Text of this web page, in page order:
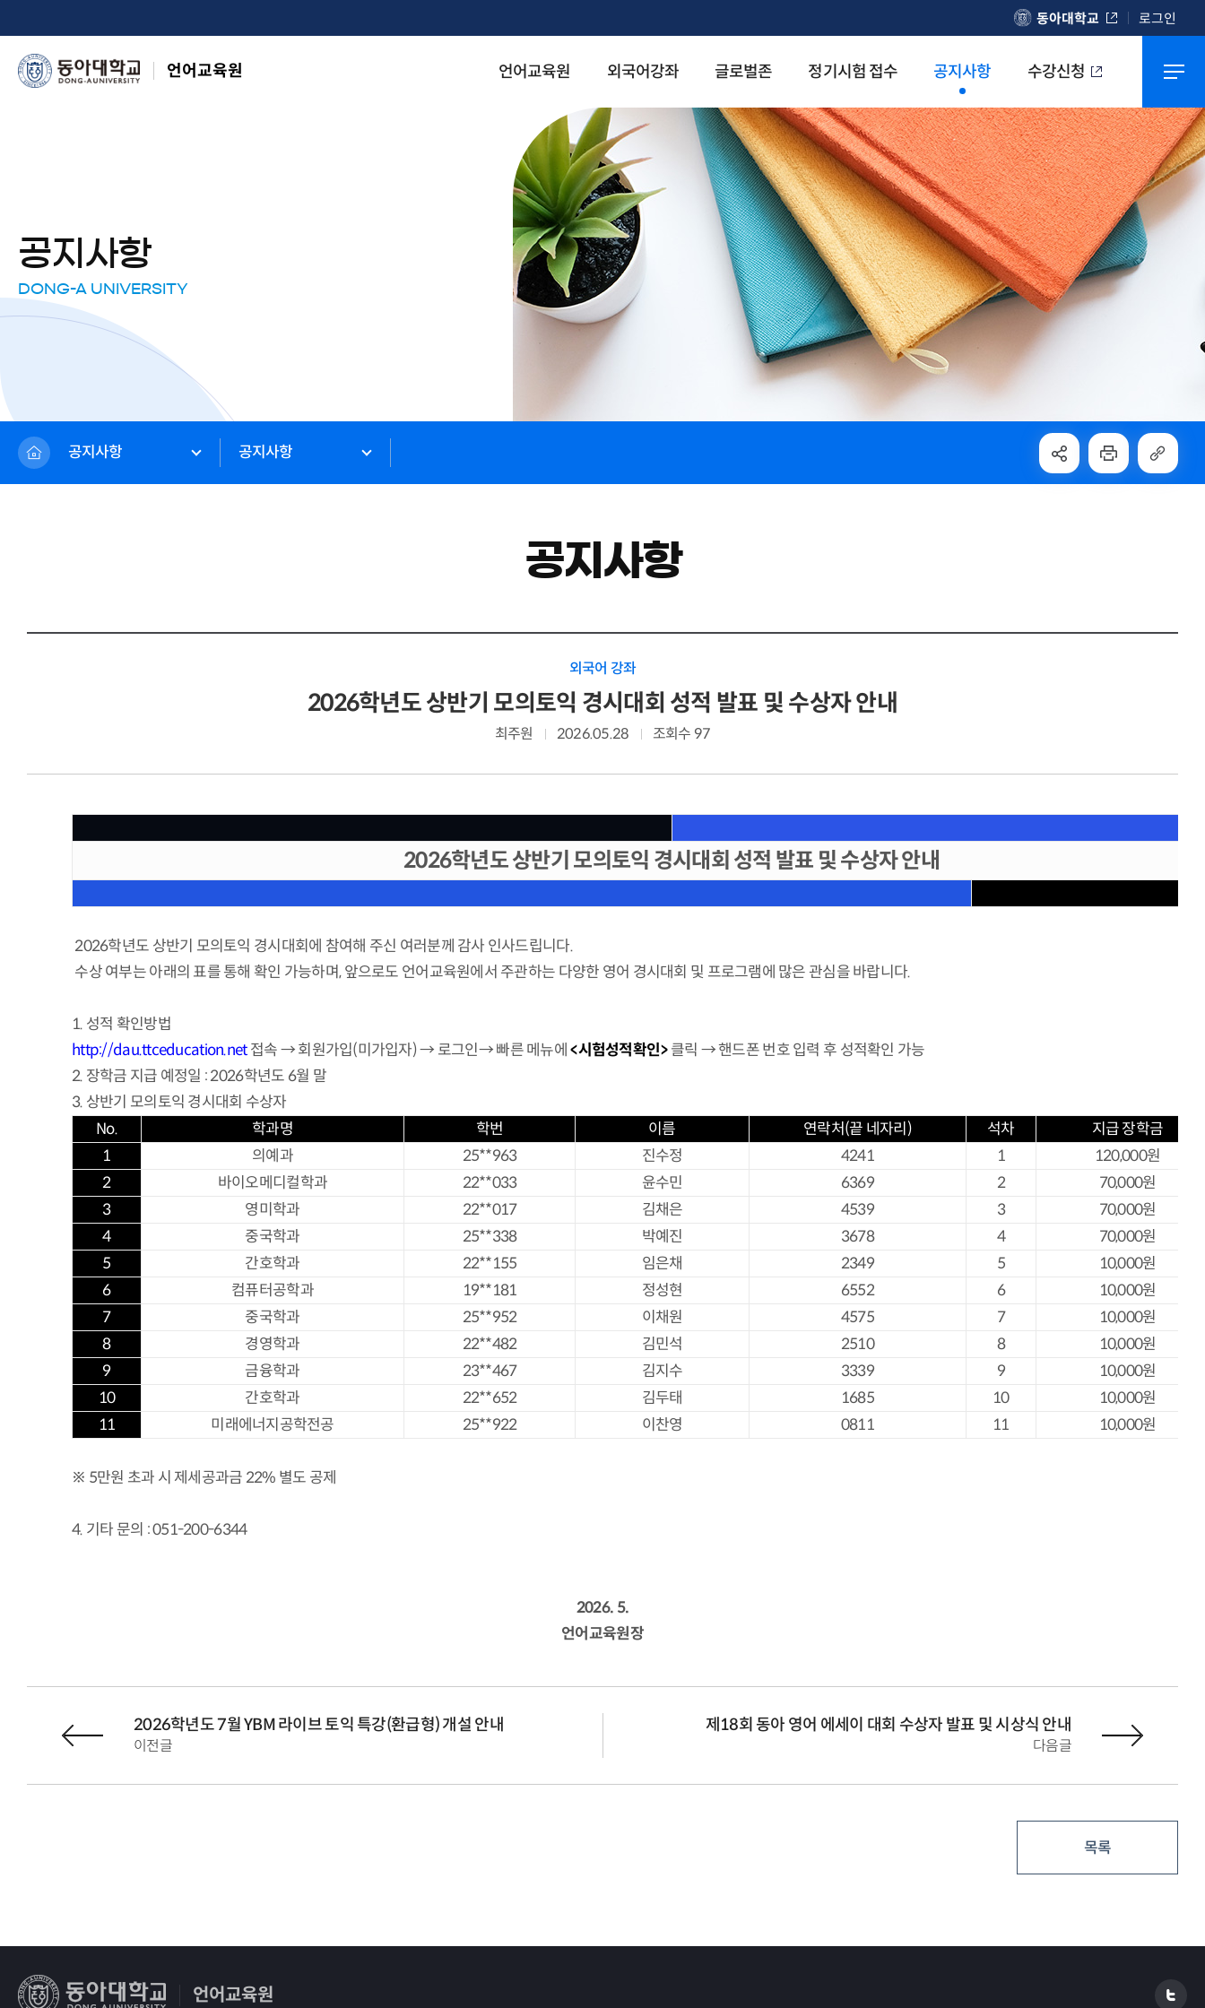
동아대학교 로그인
언어교육원 언어교육원 외국어강좌 글로벌존 정기시험 접수 공지사항 수강신청
공지사항
DONG-A UNIVERSITY
공지사항 공지사항
공지사항
외국어 강좌
2026학년도 상반기 모의토익 경시대회 성적 발표 및 수상자 안내
최주원 2026.05.28 조회수 97
2026학년도 상반기 모의토익 경시대회 성적 발표 및 수상자 안내
2026학년도 상반기 모의토익 경시대회에 참여해 주신 여러분께 감사 인사드립니다.
수상 여부는 아래의 표를 통해 확인 가능하며, 앞으로도 언어교육원에서 주관하는 다양한 영어 경시대회 및 프로그램에 많은 관심을 바랍니다.
1. 성적 확인방법
http://dau.ttceducation.net접속 → 회원가입(미가입자) → 로그인→ 빠른 메뉴에<시험성적확인>클릭 → 핸드폰 번호 입력 후 성적확인 가능
2. 장학금 지급 예정일 : 2026학년도 6월 말
3. 상반기 모의토익 경시대회 수상자
No.
학과명 학번 이름 연락처(끝 네자리) 석차
지급 장학금
1
의예과 25**963 진수정 4241 1 120,000원
2
바이오메디컬학과 22**033 윤수민 6369 2 70,000원
3
영미학과 22**017 김채은 4539 3 70,000원
4
중국학과 25**338 박예진 3678 4 70,000원
5
간호학과 22**155 임은채 2349 5 10,000원
6
컴퓨터공학과 19**181 정성현 6552 6 10,000원
7
중국학과 25**952 이채원 4575 7 10,000원
8
경영학과 22**482 김민석 2510 8 10,000원
9
금융학과 23**467 김지수 3339 9 10,000원
10
간호학과 22**652 김두태 1685 10 10,000원
11
미래에너지공학전공 25**922 이찬영 0811 11 10,000원
※ 5만원 초과 시 제세공과금 22% 별도 공제
4. 기타 문의 : 051-200-6344
2026. 5.
언어교육원장
이전글
2026학년도 7월 YBM 라이브 토익 특강(환급형) 개설 안내
다음글
제18회 동아 영어 에세이 대회 수상자 발표 및 시상식 안내
목록
언어교육원